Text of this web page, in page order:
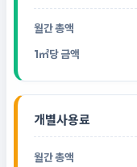
개별사용료